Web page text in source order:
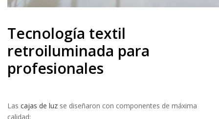
Tecnología textil
retroiluminada para
profesionales
Las cajas de luz se diseñaron con componentes de máxima
calidad: